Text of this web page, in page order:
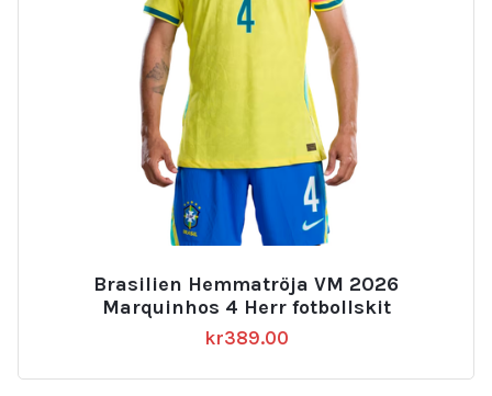
Brasilien Hemmatröja VM 2026
Marquinhos 4 Herr fotbollskit
kr389.00